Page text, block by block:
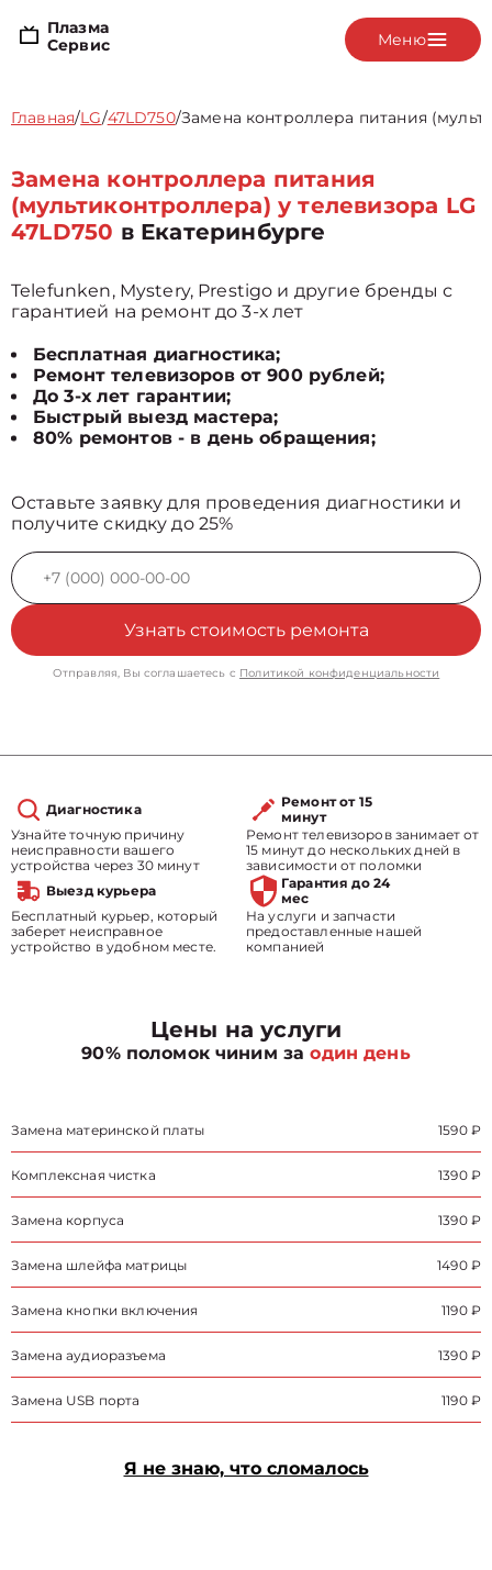
Плазма
Сервис
Меню
Главная/LG/47LD750/Замена контроллера питания
Замена контроллера питания
(мультиконтроллера) у телевизора LG
47LD750 в Екатеринбурге
Telefunken, Mystery, Prestigo и другие бренды с
гарантией на ремонт до 3-х лет
Бесплатная диагностика;
Ремонт телевизоров от 900 рублей;
До 3-х лет гарантии;
Быстрый выезд мастера;
80% ремонтов - в день обращения;
Оставьте заявку для проведения диагностики и
получите скидку до 25%
Узнать стоимость ремонта
Отправляя, Вы соглашаетесь с Политикой конфиденциальности
Диагностика
Узнайте точную причину
неисправности вашего
устройства через 30 минут
Ремонт от 15
минут
Ремонт телевизоров занимает от
15 минут до нескольких дней в
зависимости от поломки
Выезд курьера
Бесплатный курьер, который
заберет неисправное
устройство в удобном месте.
Гарантия до 24
мес
На услуги и запчасти
предоставленные нашей
компанией
Цены на услуги
90% поломок чиним заодин день
Замена материнской платы 1590 ₽
Комплексная чистка 1390 ₽
Замена корпуса 1390 ₽
Замена шлейфа матрицы 1490 ₽
Замена кнопки включения 1190 ₽
Замена аудиоразъема 1390 ₽
Замена USB порта 1190 ₽
Я не знаю, что сломалось